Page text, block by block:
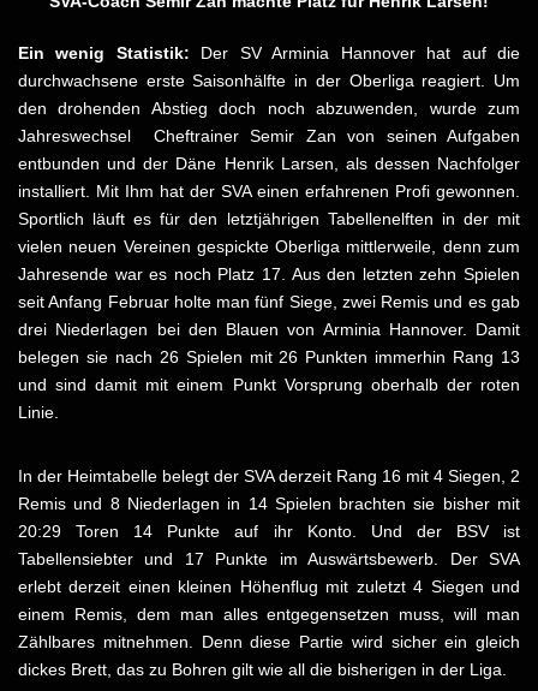
Ein wenig Statistik: Der SV Arminia Hannover hat auf die
durchwachsene erste Saisonhälfte in der Oberliga reagiert. Um
den drohenden Abstieg doch noch abzuwenden, wurde zum
Jahreswechsel Cheftrainer Semir Zan von seinen Aufgaben
entbunden und der Däne Henrik Larsen, als dessen Nachfolger
installiert. Mit Ihm hat der SVA einen erfahrenen Profi gewonnen.
Sportlich läuft es für den letztjährigen Tabellenelften in der mit
vielen neuen Vereinen gespickte Oberliga mittlerweile, denn zum
Jahresende war es noch Platz 17. Aus den letzten zehn Spielen
seit Anfang Februar holte man fünf Siege, zwei Remis und es gab
drei Niederlagen bei den Blauen von Arminia Hannover. Damit
belegen sie nach 26 Spielen mit 26 Punkten immerhin Rang 13
und sind damit mit einem Punkt Vorsprung oberhalb der roten
Linie.
In der Heimtabelle belegt der SVA derzeit Rang 16 mit 4 Siegen, 2
Remis und 8 Niederlagen in 14 Spielen brachten sie bisher mit
20:29 Toren 14 Punkte auf ihr Konto. Und der BSV ist
Tabellensiebter und 17 Punkte im Auswärtsbewerb. Der SVA
erlebt derzeit einen kleinen Höhenflug mit zuletzt 4 Siegen und
einem Remis, dem man alles entgegensetzen muss, will man
Zählbares mitnehmen. Denn diese Partie wird sicher ein gleich
dickes Brett, das zu Bohren gilt wie all die bisherigen in der Liga.